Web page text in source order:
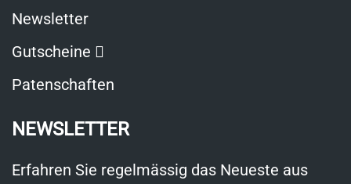
Newsletter
Gutscheine
öffnet
neuem
Fenster
Patenschaften
NEWSLETTER
Erfahren Sie regelmässig das Neueste aus